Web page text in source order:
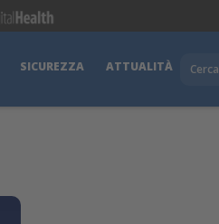
SICUREZZA ATTUALITÀ Cerca